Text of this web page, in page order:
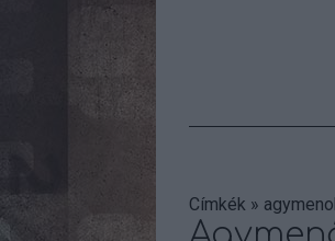
Címkék »